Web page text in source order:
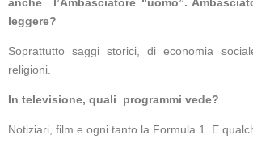
leggere?
Soprattutto saggi storici, di economia
religioni.
In televisione, quali programmi vede?
Notiziari, film e ogni tanto la Formula 1. E